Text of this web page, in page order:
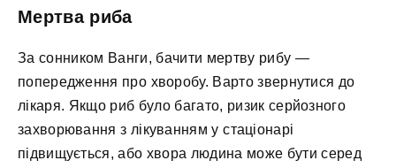
Мертва риба
За сонником Ванги, бачити мертву рибу —
попередження про хворобу. Варто звернутися до
лікаря. Якщо риб було багато, ризик серйозного
захворювання з лікуванням у стаціонарі
підвищується, або хвора людина може бути серед